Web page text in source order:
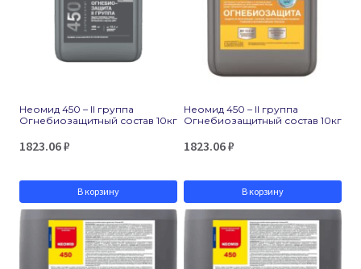
Неомид 450 – II группа
Огнебиозащитный состав 10кг
1823.06₽
В корзину
Неомид 450 – II группа
Огнебиозащитный состав 10кг
1823.06₽
В корзину